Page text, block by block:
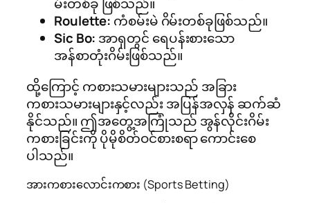
မ်းတစ်ခု ဖြစ်သည်။
Roulette: ကံစမ်းမဲ ဂိမ်းတစ်ခုဖြစ်သည်။
Sic Bo: အာရှတွင် ရေပန်းစားသော
အန်စာတုံးဂိမ်းဖြစ်သည်။
ထို့ကြောင့် ကစားသမားများသည် အခြား
ကစားသမားများနှင့်လည်း အပြန်အလှန် ဆက်ဆံ
နိုင်သည်။ ဤအတွေ့အကြုံသည် အွန်လိုင်းဂိမ်း
ကစားခြင်းကို ပိုမိုစိတ်ဝင်စားစရာ ကောင်းစေ
ပါသည်။
အားကစားလောင်းကစား (Sports Betting)